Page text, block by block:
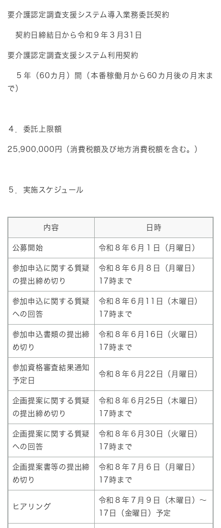
要介護認定調査支援システム導入業務委託契約
契約日締結日から令和９年３月31日
要介護認定調査支援システム利用契約
５年（60カ月）間（本番稼働月から60カ月後の月末ま
で）
４．委託上限額
25,900,000円（消費税額及び地方消費税額を含む。）
５．実施スケジュール
内容 日時
公募開始 令和８年６月１日（月曜日）
参加申込に関する質疑
の提出締め切り
令和８年６月８日（月曜日）
17時まで
参加申込に関する質疑
への回答
令和８年６月11日（木曜日）
17時まで
参加申込書類の提出締
め切り
令和８年６月16日（火曜日）
17時まで
参加資格審査結果通知
予定日
令和８年６月22日（月曜日）
企画提案に関する質疑
の提出締め切り
令和８年６月25日（木曜日）
17時まで
企画提案に関する質疑
への回答
令和８年６月30日（火曜日）
17時まで
企画提案書等の提出締
め切り
令和８年７月６日（月曜日）
17時まで
ヒアリング
令和８年７月９日（木曜日）～
17日（金曜日）予定